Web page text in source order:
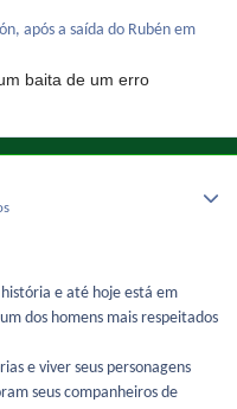
após a saída do Rubén em
baita de um erro
história e até hoje está em
dos homens mais respeitados
e viver seus personagens
seus companheiros de